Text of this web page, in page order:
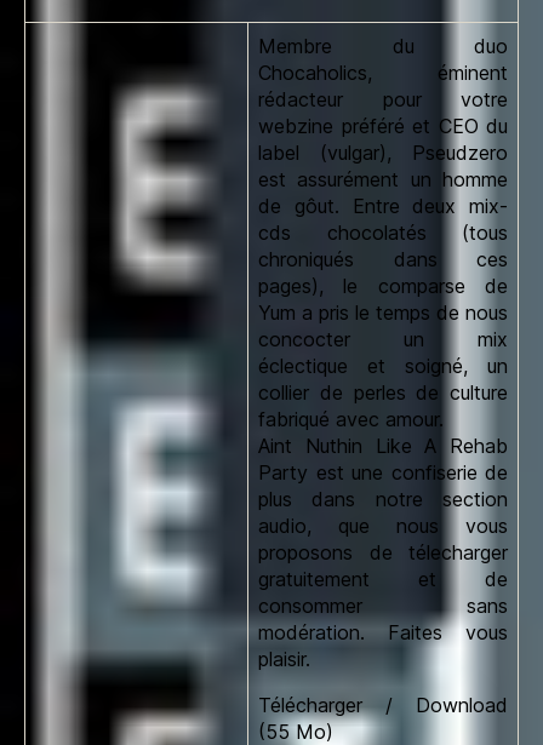
Membre du duo
Chocaholics, éminent
rédacteur pour votre
webzine préféré et CEO du
label (vulgar), Pseudzero
est assurément un homme
de gôut. Entre deux mix-
cds chocolatés (tous
chroniqués dans ces
pages), le comparse de
Yum a pris le temps de nous
concocter un mix
éclectique et soigné, un
collier de perles de culture
fabriqué avec amour.
Aint Nuthin Like A Rehab
Party est une confiserie de
plus dans notre section
audio, que nous vous
proposons de télecharger
gratuitement et de
consommer sans
modération. Faites vous
plaisir.
Télécharger / Download
(55 Mo)